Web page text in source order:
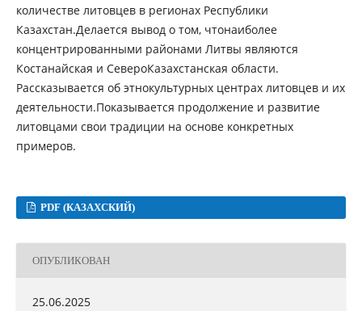
количестве литовцев в регионах Республики
Казахстан.Делается вывод о том, чтонаиболее
концентрированными районами Литвы являются
Костанайская и СевероКазахстанская области.
Рассказывается об этнокультурных центрах литовцев и их
деятельности.Показывается продолжение и развитие
литовцами свои традиции на основе конкретных
примеров.
PDF (КАЗАХСКИЙ)
ОПУБЛИКОВАН
25.06.2025